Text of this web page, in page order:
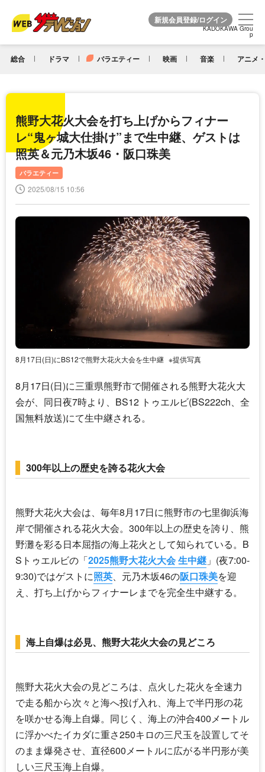
KADOKAWA Grou
p
総合 ドラマ バラエティー 映画 音楽 アニメ
KADOKAWA Grou
p
熊野大花火大会を打ち上げからフィナー
レ“鬼ヶ城大仕掛け”まで生中継、ゲストは
照英＆元乃木坂46・阪口珠美
バラエティー
2025/08/15 10:56
8月17日(日)にBS12で熊野大花火大会を生中継 ※提供写真
8月17日(日)に三重県熊野市で開催される熊野大花火大
会が、同日夜7時より、BS12 トゥエルビ(BS222ch、全
国無料放送)にて生中継される。
300年以上の歴史を誇る花火大会
熊野大花火大会は、毎年8月17日に熊野市の七里御浜海
岸で開催される花火大会。300年以上の歴史を誇り、熊
野灘を彩る日本屈指の海上花火として知られている。B
Sトゥエルビの「2025熊野大花火大会 生中継 」(夜7:00-
9:30)ではゲストに照英、元乃木坂46の阪口珠美を迎
え、打ち上げからフィナーレまでを完全生中継する。
海上自爆は必見、熊野大花火大会の見どころ
熊野大花火大会の見どころは、点火した花火を全速力
で走る船から次々と海へ投げ入れ、海上で半円形の花
を咲かせる海上自爆。同じく、海上の沖合400メートル
に浮かべたイカダに重さ250キロの三尺玉を設置してそ
のまま爆発させ、直径600メートルに広がる半円形が美
しい三尺玉海上自爆。